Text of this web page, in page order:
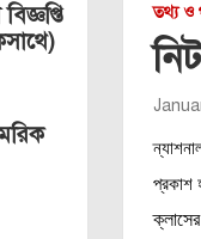
তথ্য ও
প্রকাশ